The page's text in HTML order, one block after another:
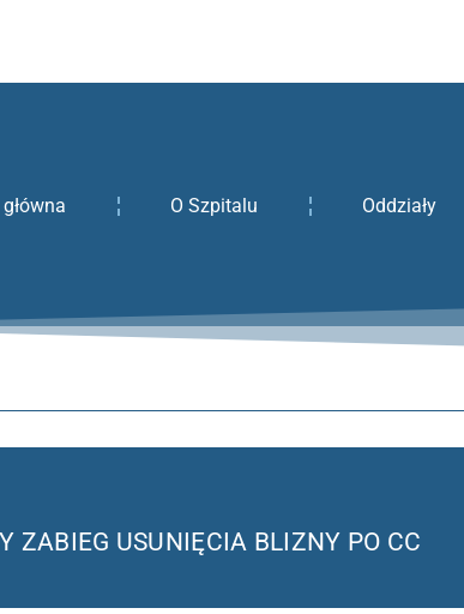
O Szpitalu Oddziały
ZABIEG USUNIĘCIA BLIZNY PO CC